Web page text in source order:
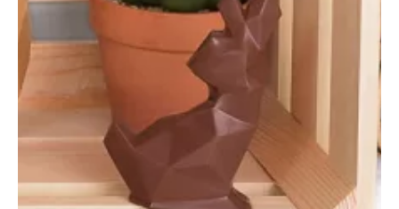
Lapin
Origami